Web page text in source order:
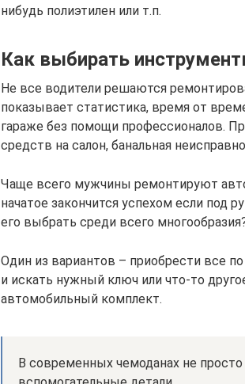
нибудь полиэтилен или т.п.
Как выбирать
Не все водители решаются
показывает статистика, время от
гараже без помощи профессионалов.
средств на салон, банальная
Чаще всего мужчины ремонтируют
начатое закончится успехом если под
его выбрать среди всего
Один из вариантов – приобрести все
и искать нужный ключ или что-то
автомобильный комплект.
В современных чемоданах не